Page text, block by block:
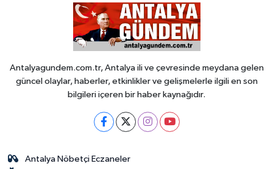
Antalyagundem.com.tr, Antalya ili ve çevresinde meydana gelen
güncel olaylar, haberler, etkinlikler ve gelişmelerle ilgili en son
bilgileri içeren bir haber kaynağıdır.
Antalya Nöbetçi Eczaneler